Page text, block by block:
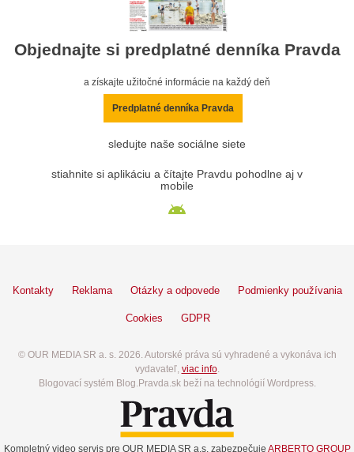
Objednajte si predplatné denníka Pravda
a získajte užitočné informácie na každý deň
Predplatné denníka Pravda
sledujte naše sociálne siete
stiahnite si aplikáciu a čítajte Pravdu pohodlne aj v
mobile
Kontakty Reklama Otázky a odpovede Podmienky používania
Cookies GDPR
© OUR MEDIA SR a. s. 2026. Autorské práva sú vyhradené a vykonáva ich
vydavateľ, viac info.
Blogovací systém Blog.Pravda.sk beží na technológií Wordpress.
Kompletný video servis pre OUR MEDIA SR a.s. zabezpečuje ARBERTO GROUP